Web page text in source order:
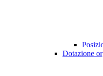
Dotazione